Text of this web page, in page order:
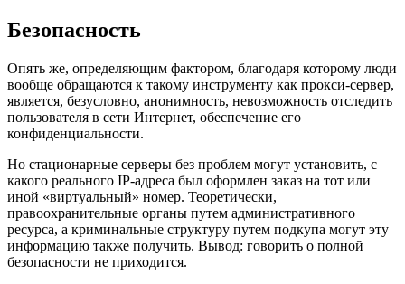
Безопасность
Опять же, определяющим фактором, благодаря которому люди
вообще обращаются к такому инструменту как прокси-сервер,
является, безусловно, анонимность, невозможность отследить
пользователя в сети Интернет, обеспечение его
конфиденциальности.
Но стационарные серверы без проблем могут установить, с
какого реального IP-адреса был оформлен заказ на тот или
иной «виртуальный» номер. Теоретически,
правоохранительные органы путем административного
ресурса, а криминальные структуру путем подкупа могут эту
информацию также получить. Вывод: говорить о полной
безопасности не приходится.